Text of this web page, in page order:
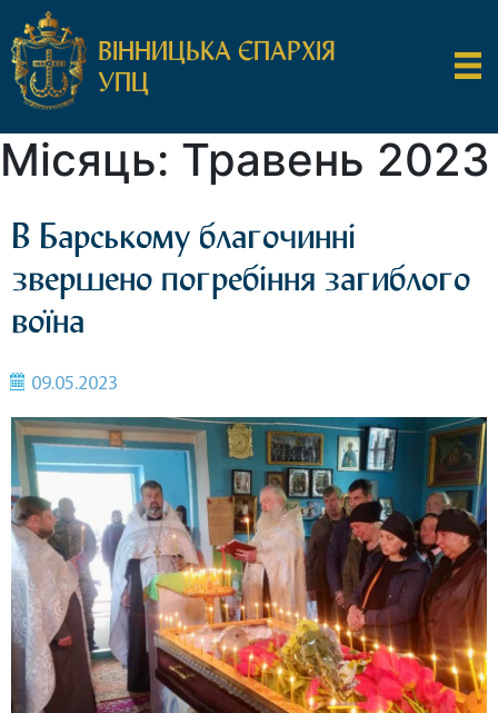
ВІННИЦЬКА ЄПАРХІЯ
УПЦ
Місяць: Травень 2023
В Барському благочинні
звершено погребіння загиблого
воїна
09.05.2023